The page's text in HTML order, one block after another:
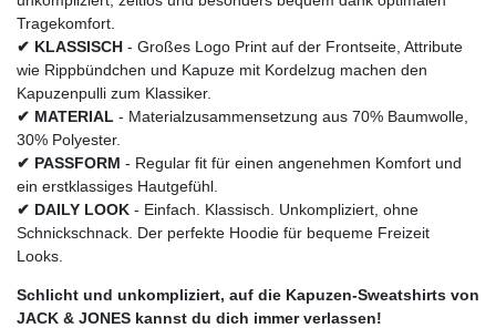
Tragekomfort.
✔ KLASSISCH - Großes Logo Print auf der Frontseite, Attribute
wie Rippbündchen und Kapuze mit Kordelzug machen den
Kapuzenpulli zum Klassiker.
✔ MATERIAL - Materialzusammensetzung aus 70% Baumwolle,
30% Polyester.
✔ PASSFORM - Regular fit für einen angenehmen Komfort und
ein erstklassiges Hautgefühl.
✔ DAILY LOOK - Einfach. Klassisch. Unkompliziert, ohne
Schnickschnack. Der perfekte Hoodie für bequeme Freizeit
Looks.
Schlicht und unkompliziert, auf die Kapuzen-Sweatshirts von
JACK & JONES kannst du dich immer verlassen!